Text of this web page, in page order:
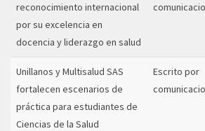
reconocimiento internacional
por su excelencia en
docencia y liderazgo en salud
Unillanos y Multisalud SAS
fortalecen escenarios de
práctica para estudiantes de
Ciencias de la Salud
Escrito por